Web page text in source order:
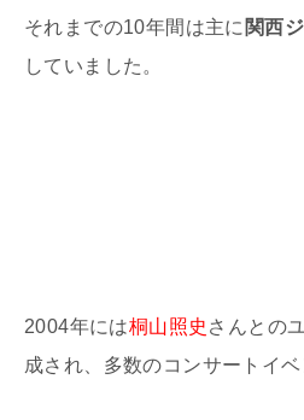
それまでの10年間は主に 関西
していました。
2004年には桐山照史 さんとの
成され、多数のコンサートイベ